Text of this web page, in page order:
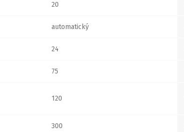
20
automatický
24
75
120
300